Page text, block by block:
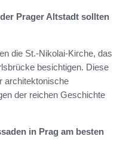
Prager Altstadt sollten
die St.-Nikolai-Kirche, das
besichtigen. Diese
architektonische
der reichen Geschichte
in Prag am besten